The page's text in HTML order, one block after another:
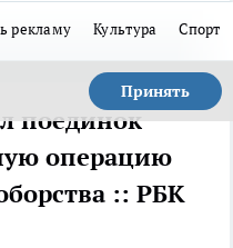
рекламу Культура Спорт
Принять
поединок
операцию
:: РБК